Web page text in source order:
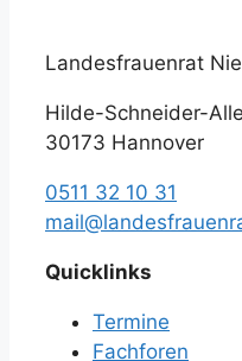
Landesfrauenrat
Hilde-Schneider-
30173 Hannover
0511 32 10 31
Quicklinks
Termine
Fachforen